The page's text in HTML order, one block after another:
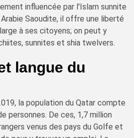
influencée par l'Islam sunnite
Saoudite, il offre une liberté
à ses citoyens; on peut y
sunnites et shia twelvers.
langue du
la population du Qatar compte
personnes. De ces, 1,7 million
venus des pays du Golfe et